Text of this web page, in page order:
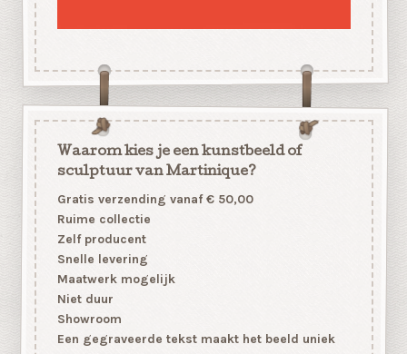
Waarom kies je een kunstbeeld of
sculptuur van Martinique?
Gratis verzending vanaf € 50,00
Ruime collectie
Zelf producent
Snelle levering
Maatwerk mogelijk
Niet duur
Showroom
Een gegraveerde tekst maakt het beeld uniek